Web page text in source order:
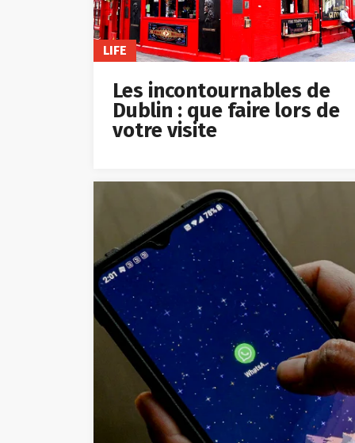
LIFE
Les incontournables de
Dublin : que faire lors de
votre visite